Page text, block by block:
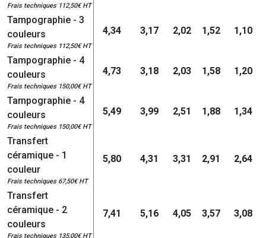
Frais techniques 112,50€ HT
Tampographie - 3
couleurs
Frais techniques 112,50€ HT
4,34 3,17 2,02 1,52 1,10
Tampographie - 4
couleurs
Frais techniques 150,00€ HT
4,73 3,18 2,03 1,58 1,20
Tampographie - 4
couleurs
Frais techniques 150,00€ HT
5,49 3,99 2,51 1,88 1,34
Transfert
céramique - 1
couleur
Frais techniques 67,50€ HT
5,80 4,31 3,31 2,91 2,64
Transfert
céramique - 2
couleurs
Frais techniques 135,00€ HT
7,41 5,16 4,05 3,57 3,08